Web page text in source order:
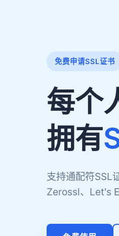
免费申请SSL证书
每个
拥有
支持通配符SSL
Zerossl、Let's